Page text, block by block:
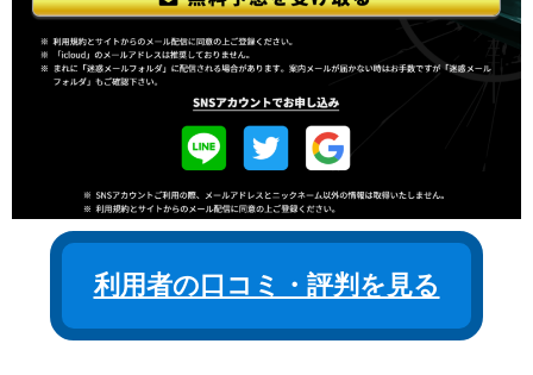
利用者の口コミ・評判を見る